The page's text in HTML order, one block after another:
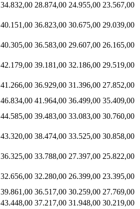
34.832,00 28.874,00 24.955,00 23.567,00
40.151,00 36.823,00 30.675,00 29.039,00
40.305,00 36.583,00 29.607,00 26.165,00
42.179,00 39.181,00 32.186,00 29.519,00
41.266,00 36.929,00 31.396,00 27.852,00
46.834,00 41.964,00 36.499,00 35.409,00
44.585,00 39.483,00 33.083,00 30.760,00
43.320,00 38.474,00 33.525,00 30.858,00
36.325,00 33.788,00 27.397,00 25.822,00
32.656,00 32.280,00 26.399,00 23.395,00
39.861,00 36.517,00 30.259,00 27.769,00
43.448,00 37.217,00 31.948,00 30.219,00